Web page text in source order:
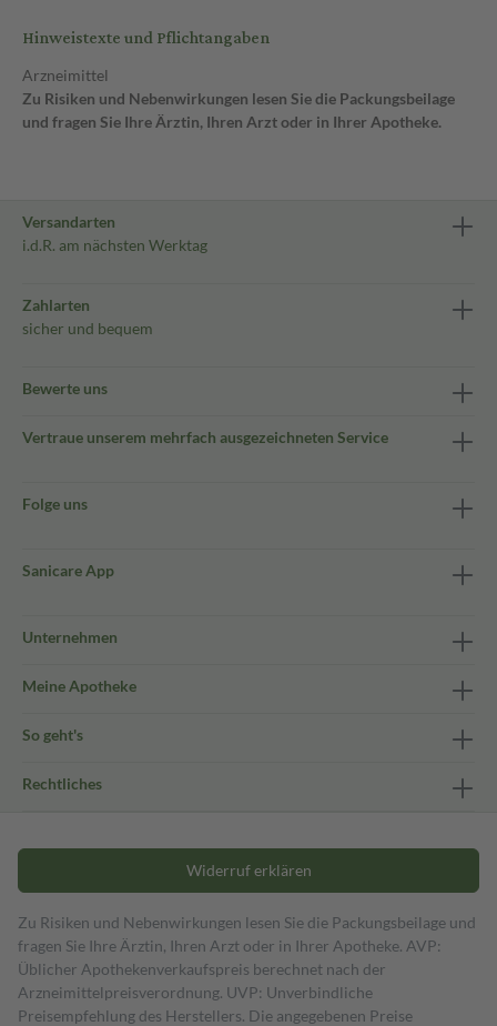
Hinweistexte und Pflichtangaben
Arzneimittel
Zu Risiken und Nebenwirkungen lesen Sie die Packungsbeilage
und fragen Sie Ihre Ärztin, Ihren Arzt oder in Ihrer Apotheke.
Versandarten
i.d.R. am nächsten Werktag
Zahlarten
sicher und bequem
Bewerte uns
Vertraue unserem mehrfach ausgezeichneten Service
Folge uns
Sanicare App
Unternehmen
Meine Apotheke
So geht's
Rechtliches
Widerruf erklären
Zu Risiken und Nebenwirkungen lesen Sie die Packungsbeilage und
fragen Sie Ihre Ärztin, Ihren Arzt oder in Ihrer Apotheke. AVP:
Üblicher Apothekenverkaufspreis berechnet nach der
Arzneimittelpreisverordnung. UVP: Unverbindliche
Preisempfehlung des Herstellers. Die angegebenen Preise